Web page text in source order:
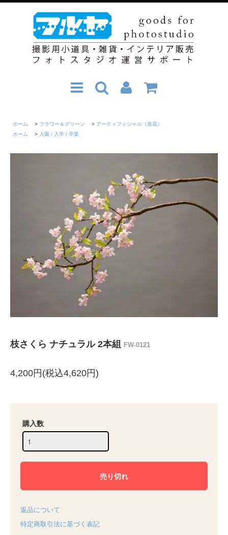
ホーム > フラワー＆グリーン > アーティフィシャル（造花）
ホーム
> 入園 / 入学 / 卒業
枝さくら ナチュラル 2本組 FW-0121
4,200円(税込4,620円)
購入数
返品について
特定商取引法に基づく表記